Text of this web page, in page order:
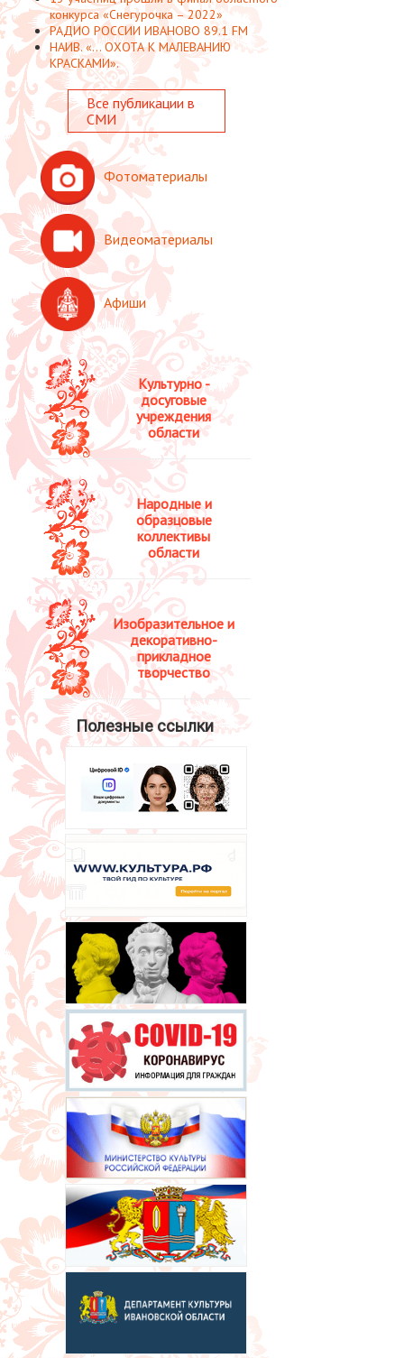
Культурно -
досуговые
учреждения
области
Народные и
образцовые
коллективы
области
Изобразительное и
декоративно-
прикладное
творчество
Полезные ссылки
конкурса «Снегурочка – 2022»
РАДИО РОССИИ ИВАНОВО 89.1 FM
НАИВ. «... ОХОТА К МАЛЕВАНИЮ
КРАСКАМИ».
Все публикации в
СМИ
Фотоматериалы
Видеоматериалы
Афиши